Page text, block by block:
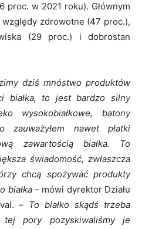
w 2021 roku). Głównym
względy zdrowotne (47 proc.),
(29 proc.) i dobrostan
dziś mnóstwo produktów
białka, to jest bardzo silny
wysokobiałkowe, batony
zauważyłem nawet płatki
zawartością białka. To
świadomość, zwłaszcza
chcą spożywać produkty
białka– mówi dyrektor Działu
– To białko skądś trzeba
tej pory pozyskiwaliśmy je